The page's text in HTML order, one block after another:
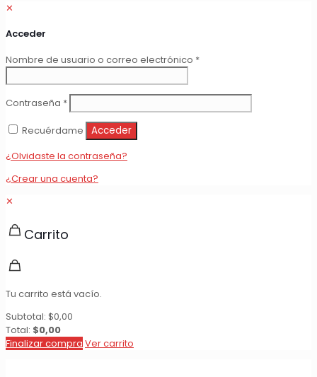
✕
Acceder
Nombre de usuario o correo electrónico *Obligatorio
Contraseña *Obligatorio
Recuérdame
Acceder
¿Olvidaste la contraseña?
¿Crear una cuenta?
✕
Carrito
Tu carrito está vacío.
Subtotal: $0,00
Total: $0,00
Finalizar compra Ver carrito